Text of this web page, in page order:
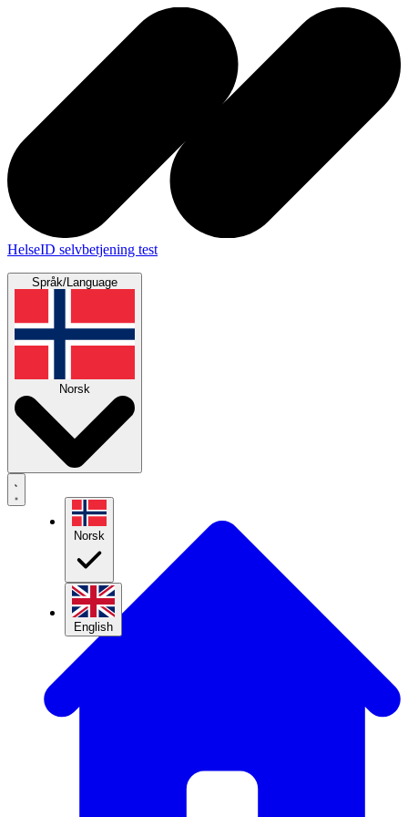
HelseID selvbetjening test
Språk/Language
Norsk
Norsk
English